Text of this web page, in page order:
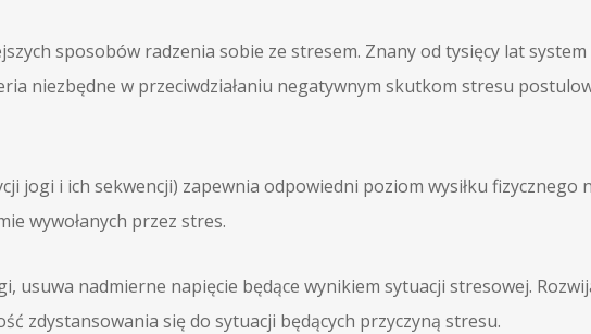
sposobów radzenia sobie ze stresem. Znany od tysięcy lat
niezbędne w przeciwdziałaniu negatywnym skutkom stresu
jogi i ich sekwencji) zapewnia odpowiedni poziom wysiłku fizycznego
wywołanych przez stres.
usuwa nadmierne napięcie będące wynikiem sytuacji stresowej.
zdystansowania się do sytuacji będących przyczyną stresu.